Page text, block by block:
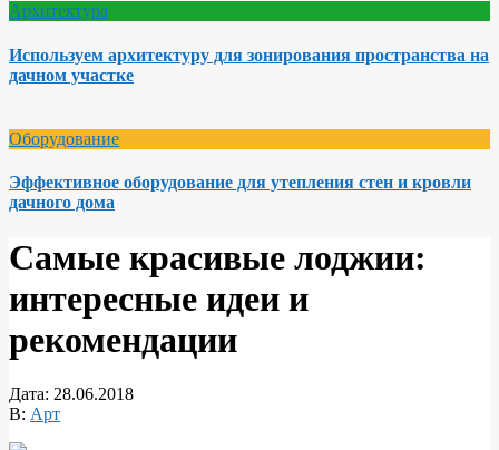
Архитектура
Используем архитектуру для зонирования пространства на
дачном участке
Оборудование
Эффективное оборудование для утепления стен и кровли
дачного дома
Самые красивые лоджии:
интересные идеи и
рекомендации
Дата: 28.06.2018
В: Арт